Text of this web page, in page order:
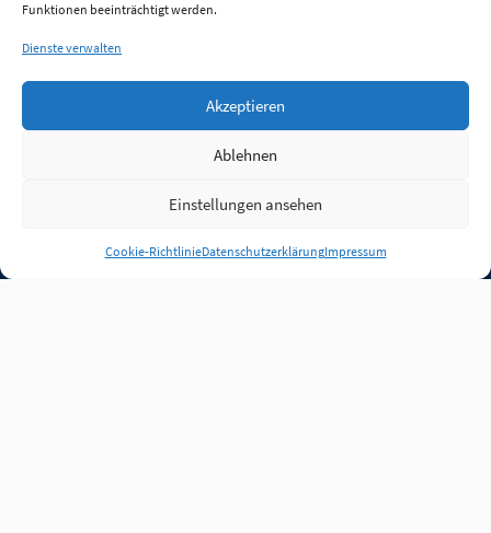
Funktionen beeinträchtigt werden.
Dienste verwalten
Akzeptieren
Ablehnen
Einstellungen ansehen
Cookie-RichtlinieDatenschutzerklärungImpressum
Anmelden
Jobs Partner FAQ Quellen